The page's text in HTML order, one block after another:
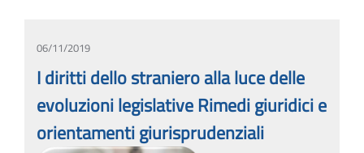
06/11/2019
I diritti dello straniero alla luce delle
evoluzioni legislative Rimedi giuridici e
orientamenti giurisprudenziali